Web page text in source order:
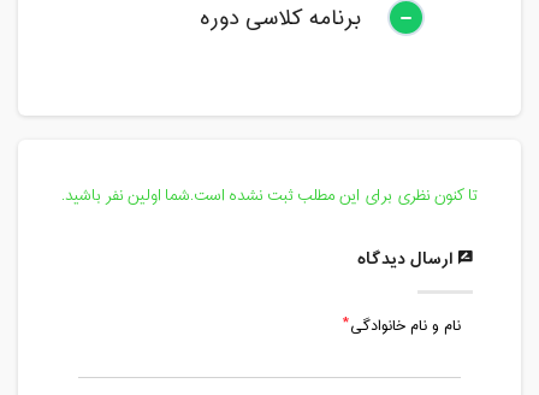
برنامه کلاسی دوره
تا کنون نظری برای این مطلب ثبت نشده است.شما اولین نفر باشید.
ارسال دیدگاه
نام و نام خانوادگی